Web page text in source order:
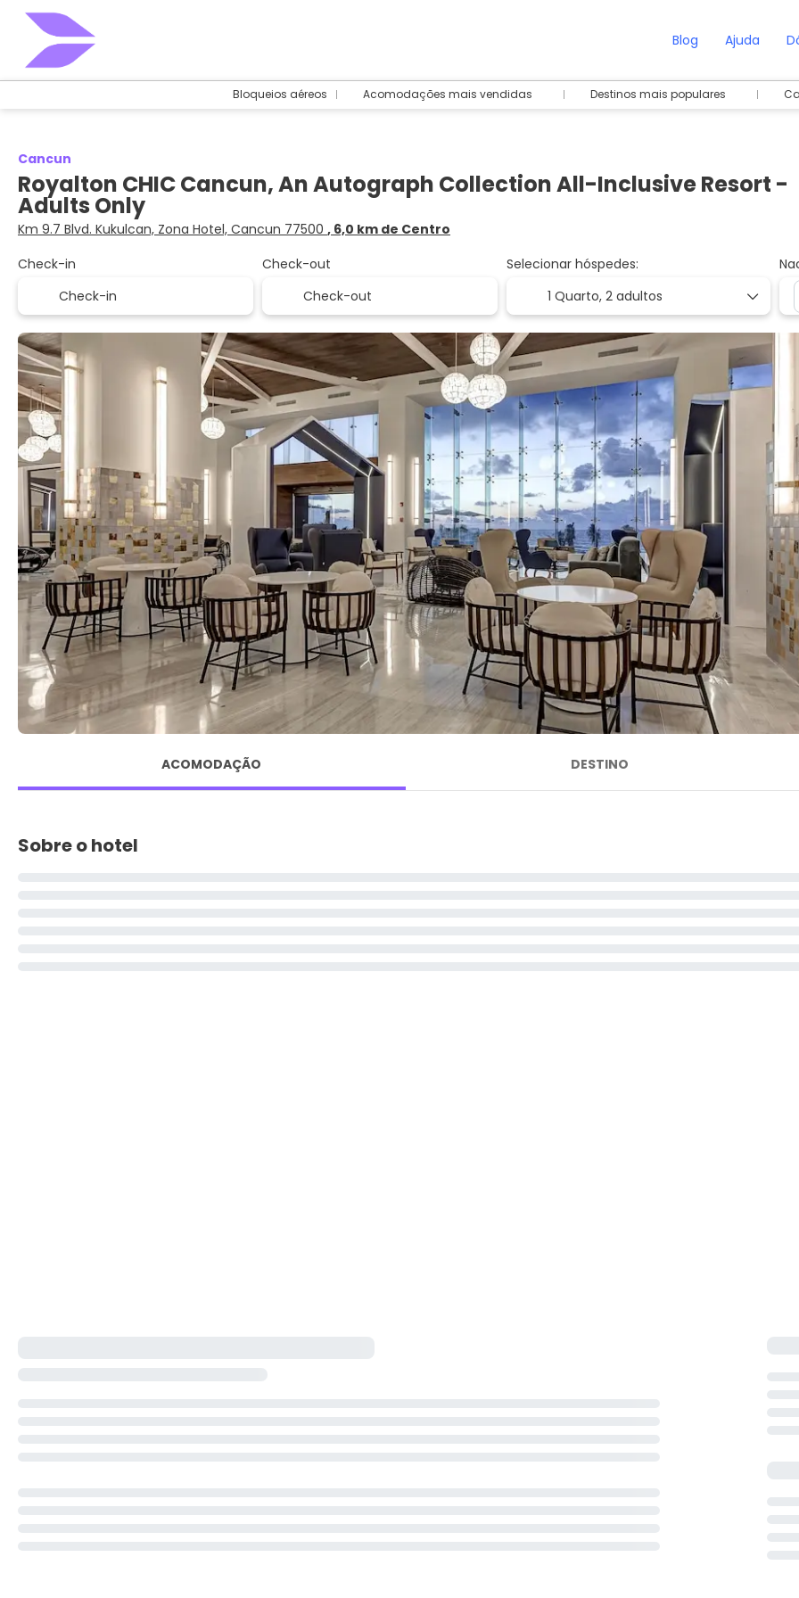
Blog Ajuda
Bloqueios aéreos Acomodações mais vendidas Destinos mais populares
Cancun
Royalton CHIC Cancun, An Autograph Collection All-Inclusive Resort -
Adults Only
Km 9.7 Blvd. Kukulcan, Zona Hotel, Cancun 77500 , 6,0 km de Centro
Check-in
Check-out
Selecionar hóspedes:
1 Quarto, 2 adultos
ACOMODAÇÃO DESTINO
Sobre o hotel